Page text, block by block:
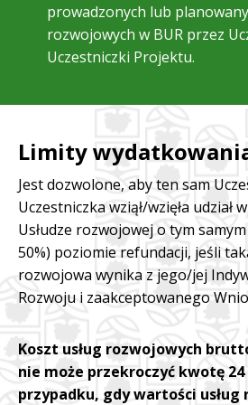
prowadzonych lub
rozwojowych w BUR przez
Uczestniczki Projektu.
Limity
Jest dozwolone, aby ten sam
Uczestniczka wziął/wzięła udział
Usłudze rozwojowej o tym
50%) poziomie refundacji, jeśli
rozwojowa wynika z jego/jej
Rozwoju i zaakceptowanego
Koszt usług rozwojowych
nie może przekroczyć kwotę 24
przypadku, gdy wartości usług